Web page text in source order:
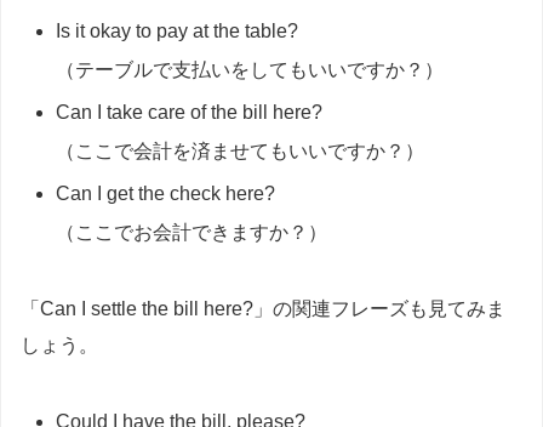
Is it okay to pay at the table?
（テーブルで支払いをしてもいいですか？）
Can I take care of the bill here?
（ここで会計を済ませてもいいですか？）
Can I get the check here?
（ここでお会計できますか？）
「Can I settle the bill here?」の関連フレーズも見てみま
しょう。
Could I have the bill, please?